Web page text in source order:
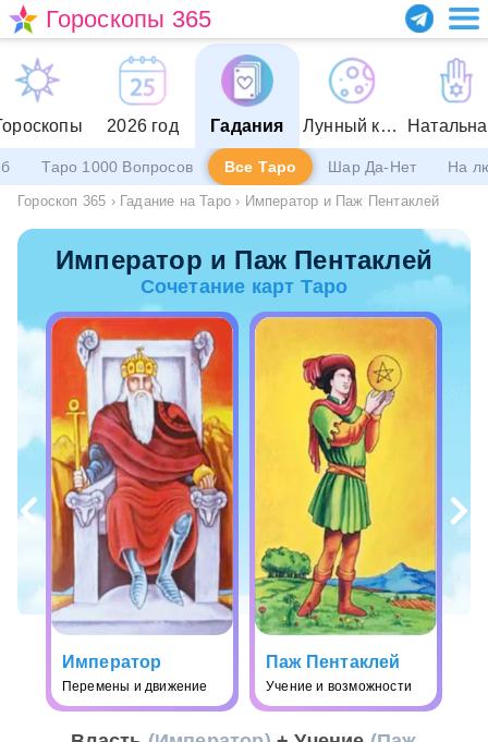
Гороскопы 365
2026 год Гадания Лунный календарь
Таро 1000 Вопросов Все Таро Шар Да-Нет На
Гороскоп 365 › Гадание на Таро › Император и Паж Пентаклей
Император и Паж Пентаклей
Сочетание карт Таро
Император
Перемены и движение
Паж Пентаклей
Учение и возможности